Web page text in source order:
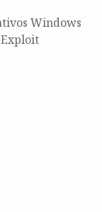
Windows